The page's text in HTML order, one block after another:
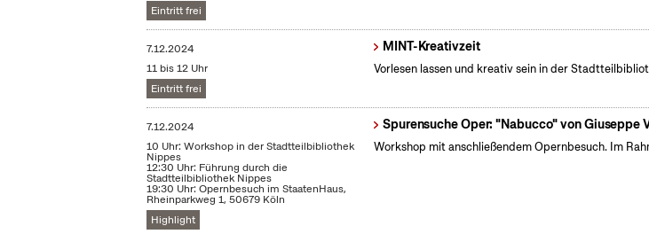
Eintritt frei
7.12.2024
11 bis 12 Uhr
Eintritt frei
MINT-Kreativzeit
Vorlesen lassen und kreativ sein in der
7.12.2024
10 Uhr: Workshop in der Stadtteilbibliothek
Nippes
12:30 Uhr: Führung durch die
Stadtteilbibliothek Nippes
19:30 Uhr: Opernbesuch im StaatenHaus,
Rheinparkweg 1, 50679 Köln
Highlight
Spurensuche Oper: "Nabucco" von Giuseppe
Workshop mit anschließendem Opernbesuch. Im